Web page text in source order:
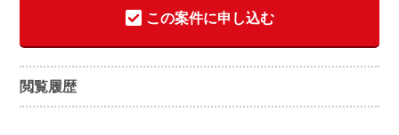
この案件に申し込む
閲覧履歴